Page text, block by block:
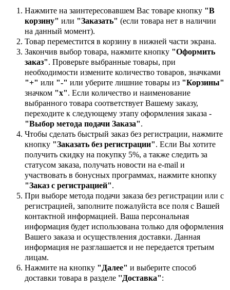
Нажмите на заинтересовавшем Вас товаре кнопку "В
корзину" или "Заказать" (если товара нет в наличии
на данный момент).
Товар переместится в корзину в нижней части экрана.
Закончив выбор товара, нажмите кнопку "Оформить
заказ". Проверьте выбранные товары, при
необходимости измените количество товаров, значками
"+" или "-" или уберите лишние товары из "Корзины"
значком "х". Если количество и наименование
выбранного товара соответствует Вашему заказу,
переходите к следующему этапу оформления заказа -
"Выбор метода подачи Заказа".
Чтобы сделать быстрый заказ без регистрации, нажмите
кнопку "Заказать без регистрации". Если Вы хотите
получить скидку на покупку 5%, а также следить за
статусом заказа, получать новости на e-mail и
участвовать в бонусных программах, нажмите кнопку
"Заказ с регистрацией".
При выборе метода подачи заказа без регистрации или с
регистрацией, заполните пожалуйста все поля с Вашей
контактной информацией. Ваша персональная
информация будет использована только для оформления
Вашего заказа и осуществления доставки. Данная
информация не разглашается и не передается третьим
лицам.
Нажмите на кнопку "Далее" и выберите способ
доставки товара в разделе ''Доставка":